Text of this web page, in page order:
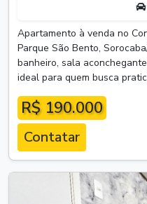
Apartamento à venda no
Parque São Bento,
banheiro, sala
ideal para quem busca
R$ 190.000
Contatar